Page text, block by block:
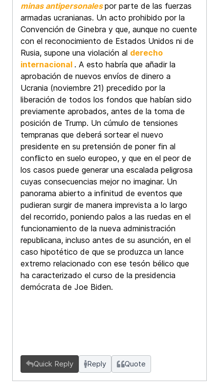
minas antipersonales por parte de las fuerzas
armadas ucranianas. Un acto prohibido por la
Convención de Ginebra y que, aunque no cuente
con el reconocimiento de Estados Unidos ni de
Rusia, supone una violación al derecho
internacional . A esto habría que añadir la
aprobación de nuevos envíos de dinero a
Ucrania (noviembre 21) precedido por la
liberación de todos los fondos que habían sido
previamente aprobados, antes de la toma de
posición de Trump. Un cúmulo de tensiones
tempranas que deberá sortear el nuevo
presidente en su pretensión de poner fin al
conflicto en suelo europeo, y que en el peor de
los casos puede generar una escalada peligrosa
cuyas consecuencias mejor no imaginar. Un
panorama abierto a infinitud de eventos que
pudieran surgir de manera imprevista a lo largo
del recorrido, poniendo palos a las ruedas en el
funcionamiento de la nueva administración
republicana, incluso antes de su asunción, en el
caso hipotético de que se produzca un lance
extremo relacionado con ese tesón bélico que
ha caracterizado el curso de la presidencia
demócrata de Joe Biden.
Quick Reply Reply Quote